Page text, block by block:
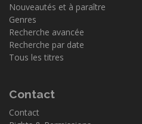
Nouveautés et à paraître
Genres
Recherche avancée
Recherche par date
Tous les titres
Contact
Contact